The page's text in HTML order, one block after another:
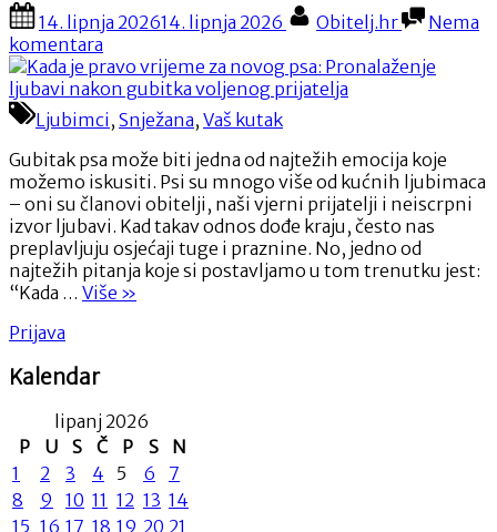
Compact”
Posted
on
14. lipnja 202614. lipnja 2026 By
Obitelj.hr
Nema
komentara
Kada
je
pravo
vrijeme
za
novog
psa:
Pronalaženje
ljubavi
nakon
gubitka
Ljubimci , Snježana, Vaš kutak
Gubitak psa može biti jedna od najtežih emocija koje
možemo iskusiti. Psi su mnogo više od kućnih ljubimaca
– oni su članovi obitelji, naši vjerni prijatelji i neiscrpni
izvor ljubavi. Kad takav odnos dođe kraju, često nas
preplavljuju osjećaji tuge i praznine. No, jedno od
najtežih pitanja koje si postavljamo u tom trenutku jest:
“Kada … Više “Kada
psa:
Pronalaženje
ljubavi
nakon
gubitka
»
Prijava
Kalendar
lipanj 2026
P
U S Č P S
N
1
2 3 4 5 6
7
8
9 10 11 12 13 14
15 16 17 18 19 20 21